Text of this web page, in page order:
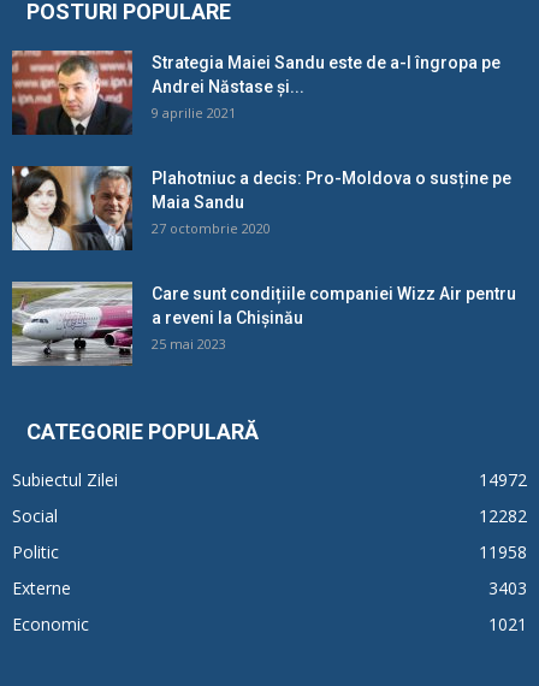
POSTURI POPULARE
Strategia Maiei Sandu este de a-l îngropa pe
Andrei Năstase și...
9 aprilie 2021
Plahotniuc a decis: Pro-Moldova o susține pe
Maia Sandu
27 octombrie 2020
Care sunt condițiile companiei Wizz Air pentru
a reveni la Chișinău
25 mai 2023
CATEGORIE POPULARĂ
Subiectul Zilei
14972
Social
12282
Politic
11958
Externe
3403
Economic
1021